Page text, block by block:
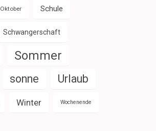
Oktober Schule
Schwangerschaft
Sommer
sonne Urlaub
Winter Wochenende